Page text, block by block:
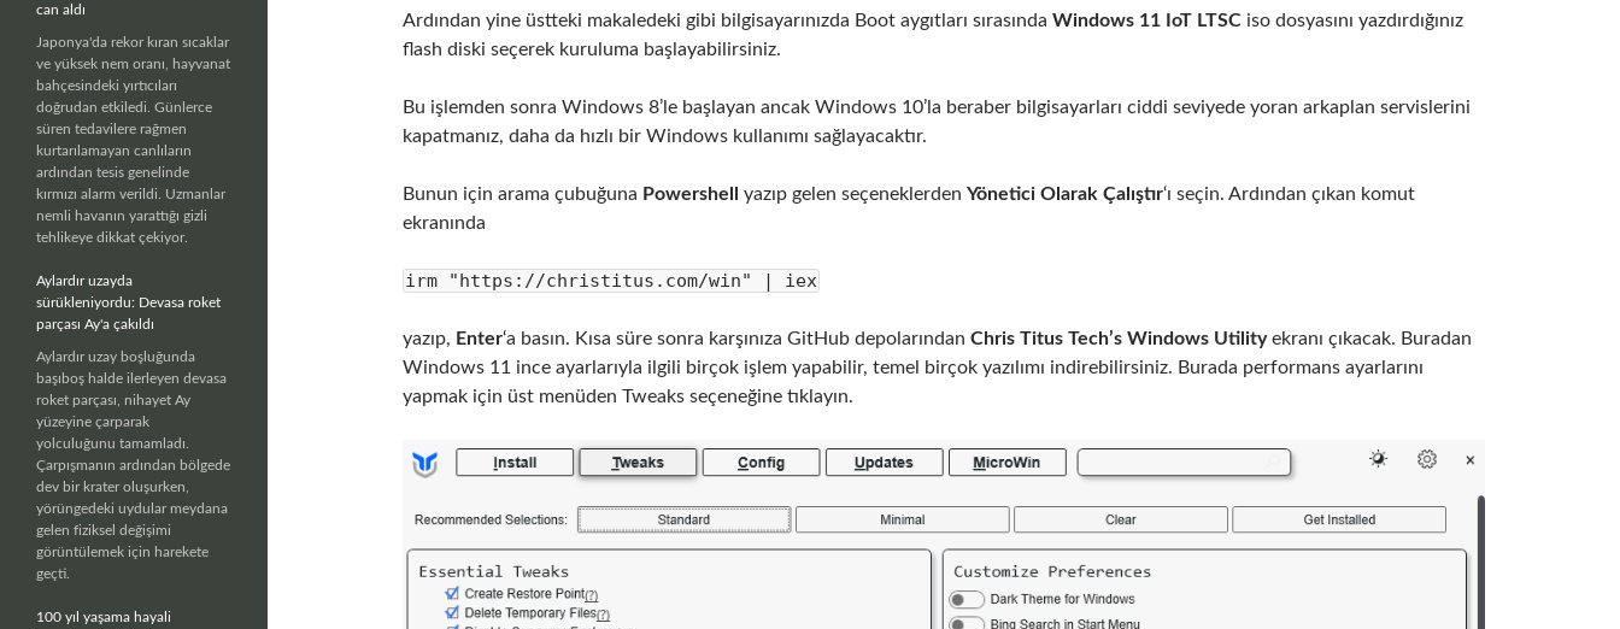
Ardından yine üstteki makaledeki gibi bilgisayarınızda Boot aygıtları sırasındaWindows 11 IoT LTSC iso dosyasını yazdırdığınız
flash diski seçerek kuruluma başlayabilirsiniz.
Bu işlemden sonra Windows 8’le başlayan ancak Windows 10’la beraber bilgisayarları ciddi seviyede yoran arkaplan servislerini
kapatmanız, daha da hızlı bir Windows kullanımı sağlayacaktır.
Bunun için arama çubuğuna Powershell yazıp gelen seçeneklerdenYönetici Olarak Çalıştır‘ı seçin. Ardından çıkan komut
ekranında
irm "https://christitus.com/win" | iex
yazıp, Enter‘a basın. Kısa süre sonra karşınıza GitHub depolarındanChris Titus Tech’s Windows Utilityekranı çıkacak. Buradan
Windows 11 ince ayarlarıyla ilgili birçok işlem yapabilir, temel birçok yazılımı indirebilirsiniz. Burada performans ayarlarını
yapmak için üst menüden Tweaks seçeneğine tıklayın.
can aldı
Japonya'da rekor kıran sıcaklar
ve yüksek nem oranı, hayvanat
bahçesindeki yırtıcıları
doğrudan etkiledi. Günlerce
süren tedavilere rağmen
kurtarılamayan canlıların
ardından tesis genelinde
kırmızı alarm verildi. Uzmanlar
nemli havanın yarattığı gizli
tehlikeye dikkat çekiyor.
Aylardır uzayda
sürükleniyordu: Devasa roket
parçası Ay'a çakıldı
Aylardır uzay boşluğunda
başıboş halde ilerleyen devasa
roket parçası, nihayet Ay
yüzeyine çarparak
yolculuğunu tamamladı.
Çarpışmanın ardından bölgede
dev bir krater oluşurken,
yörüngedeki uydular meydana
gelen fiziksel değişimi
görüntülemek için harekete
geçti.
100 yıl yaşama hayali